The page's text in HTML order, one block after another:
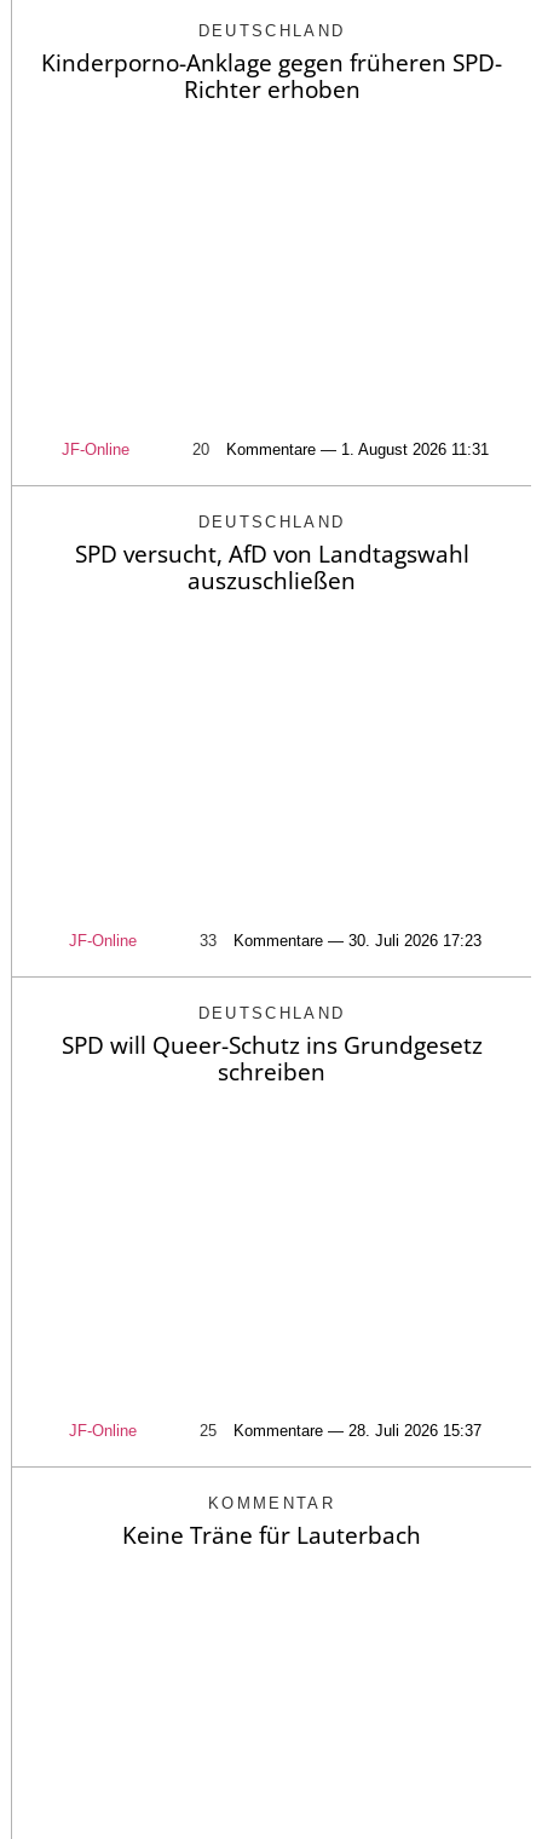
DEUTSCHLAND
Kinderporno-Anklage gegen früheren SPD-
Richter erhoben
JF-Online 20 Kommentare — 1. August 2026 11:31
DEUTSCHLAND
SPD versucht, AfD von Landtagswahl
auszuschließen
JF-Online 33 Kommentare — 30. Juli 2026 17:23
DEUTSCHLAND
SPD will Queer-Schutz ins Grundgesetz
schreiben
JF-Online 25 Kommentare — 28. Juli 2026 15:37
KOMMENTAR
Keine Träne für Lauterbach